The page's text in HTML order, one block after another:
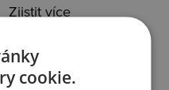
Zjistit více
cookie.